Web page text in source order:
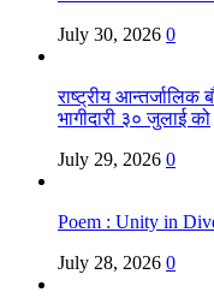
July 30, 2026 0
राष्ट्रीय आन्तर्जालिक
भागीदारी ३० जुलाई को
July 29, 2026 0
Poem : Unity in
July 28, 2026 0